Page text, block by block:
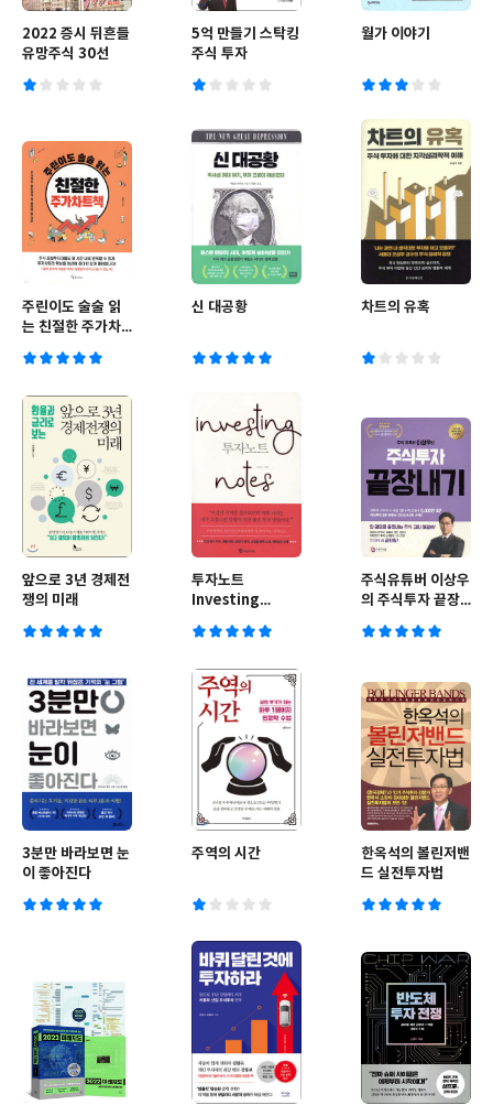
2022 증시 뒤흔들
유망주식 30선
5억 만들기 스탁킹
주식 투자
월가 이야기
주린이도 술술 읽
는 친절한 주가차
신 대공황 차트의 유혹
앞으로 3년 경제전
쟁의 미래
투자노트
Investing
주식유튜버 이상우
의 주식투자 끝장
3분만 바라보면 눈
이 좋아진다
주역의 시간
한옥석의 볼린저밴
드 실전투자법